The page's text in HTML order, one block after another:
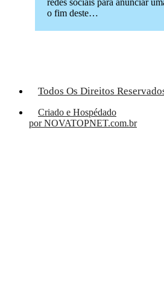
redes sociais para anunciar
o fim deste…
Todos Os Direitos
Criado e Hospédado
por NOVATOPNET.com.br